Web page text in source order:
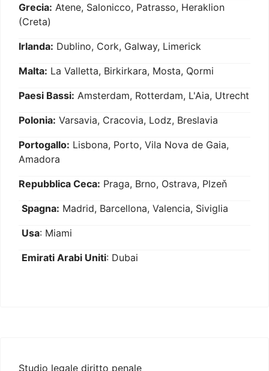
Grecia: Atene, Salonicco, Patrasso, Heraklion
(Creta)
Irlanda: Dublino, Cork, Galway, Limerick
Malta: La Valletta, Birkirkara, Mosta, Qormi
Paesi Bassi: Amsterdam, Rotterdam, L'Aia, Utrecht
Polonia: Varsavia, Cracovia, Lodz, Breslavia
Portogallo: Lisbona, Porto, Vila Nova de Gaia,
Amadora
Repubblica Ceca: Praga, Brno, Ostrava, Plzeň
Spagna: Madrid, Barcellona, Valencia, Siviglia
Usa: Miami
Emirati Arabi Uniti: Dubai
Studio legale diritto penale